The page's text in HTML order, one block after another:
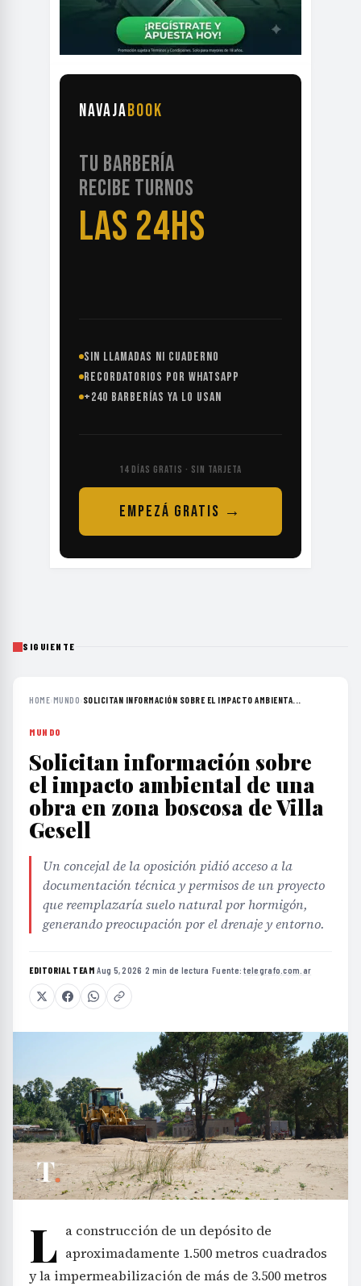
NAVAJABOOK
TU BARBERÍA
RECIBE TURNOS
LAS 24HS
SIN LLAMADAS NI CUADERNO
RECORDATORIOS POR WHATSAPP
+240 BARBERÍAS YA LO USAN
14 DÍAS GRATIS · SIN TARJETA
EMPEZÁ GRATIS →
SIGUIENTE
HOME›MUNDO› SOLICITAN INFORMACIÓN SOBRE EL IMPACTO AMBIENTA...
MUNDO
Solicitan información sobre
el impacto ambiental de una
obra en zona boscosa de Villa
Gesell
Un concejal de la oposición pidió acceso a la
documentación técnica y permisos de un proyecto
que reemplazaría suelo natural por hormigón,
generando preocupación por el drenaje y entorno.
EDITORIAL TEAM·Aug 5, 2026 ·2 min de lectura ·Fuente:telegrafo.com.ar
L a construcción de un depósito de
aproximadamente 1.500 metros cuadrados
y la impermeabilización de más de 3.500 metros